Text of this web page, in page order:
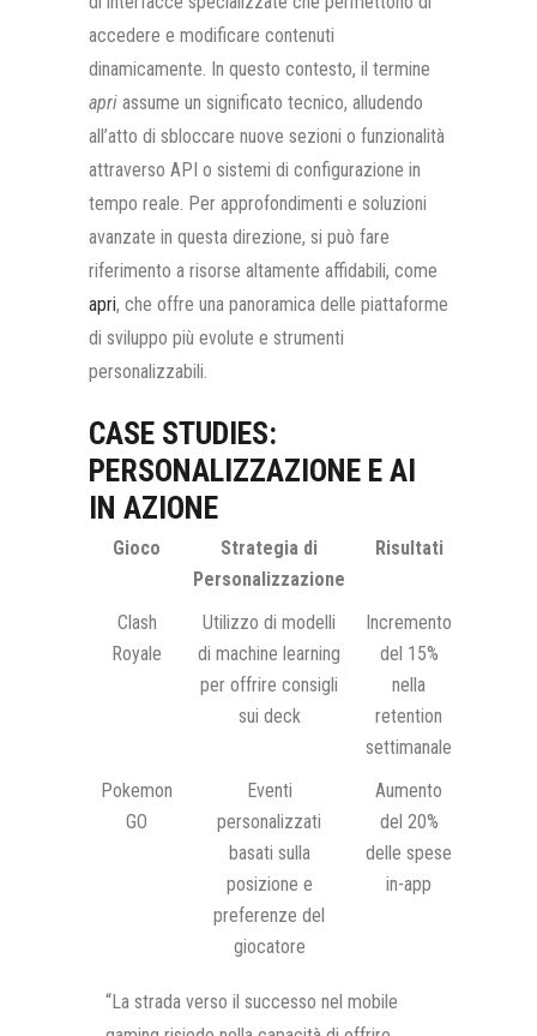
accedere e modificare contenuti
dinamicamente. In questo contesto, il termine
apri assume un significato tecnico, alludendo
all’atto di sbloccare nuove sezioni o funzionalità
attraverso API o sistemi di configurazione in
tempo reale. Per approfondimenti e soluzioni
avanzate in questa direzione, si può fare
riferimento a risorse altamente affidabili, come
apri, che offre una panoramica delle piattaforme
di sviluppo più evolute e strumenti
personalizzabili.
CASE STUDIES:
PERSONALIZZAZIONE E AI
IN AZIONE
Gioco
Strategia di
Personalizzazione
Risultati
Clash
Royale
Utilizzo di modelli
di machine learning
per offrire consigli
sui deck
Incremento
del 15%
nella
retention
settimanale
Pokemon
GO
Eventi
personalizzati
basati sulla
posizione e
preferenze del
giocatore
Aumento
del 20%
delle spese
in-app
“La strada verso il successo nel mobile